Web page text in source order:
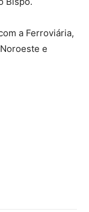
a Ferroviária,
e